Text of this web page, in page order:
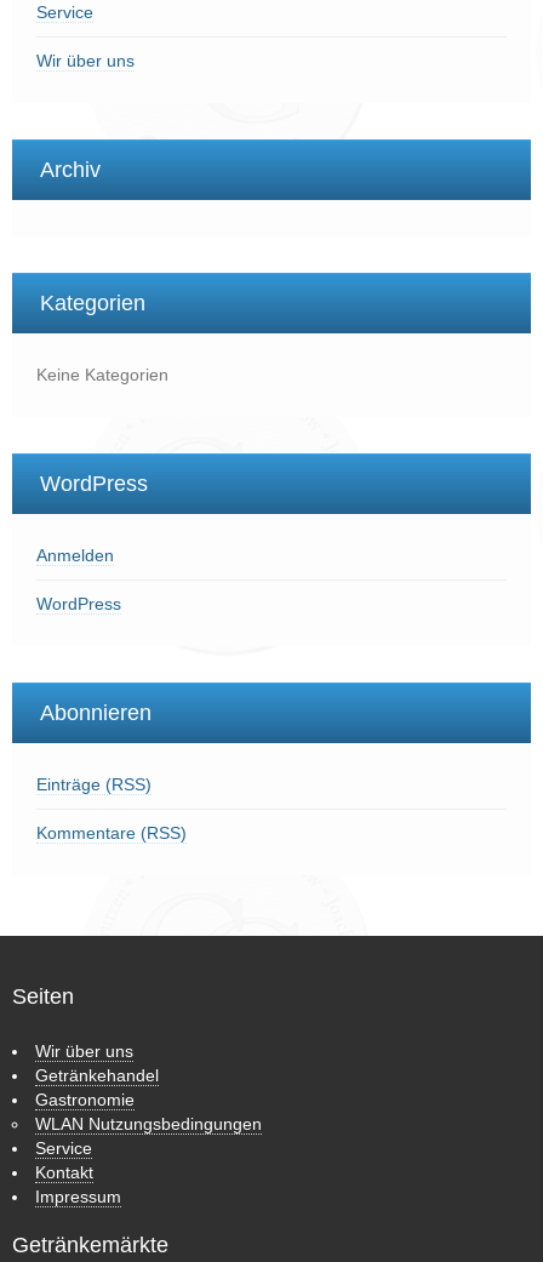
Service
Wir über uns
Archiv
Kategorien
Keine Kategorien
WordPress
Anmelden
WordPress
Abonnieren
Einträge (RSS)
Kommentare (RSS)
Seiten
Wir über uns
Getränkehandel
Gastronomie
WLAN Nutzungsbedingungen
Service
Kontakt
Impressum
Getränkemärkte